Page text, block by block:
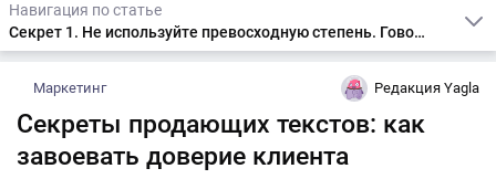
Навигация по статье
Секрет 1. Не используйте превосходную степень. Говорите конкретно
Маркетинг Редакция Yagla
Секреты продающих текстов: как
завоевать доверие клиента